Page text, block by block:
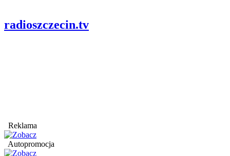
radioszczecin.tv
Reklama
Autopromocja